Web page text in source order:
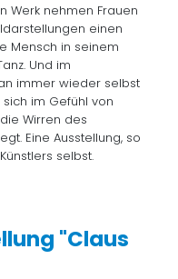
Werk nehmen Frauen
einen
Mensch in seinem
Und im
immer wieder selbst
im Gefühl von
Wirren des
Eine Ausstellung, so
selbst.
"Claus